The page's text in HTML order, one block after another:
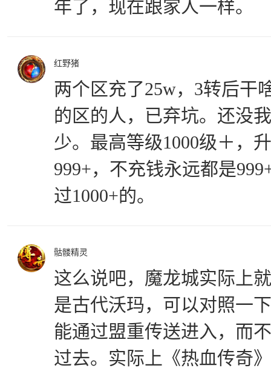
年了，现在跟家人一样。
红野猪
两个区充了25w，3转后干
的区的人，已弃坑。还没
少。最高等级1000级＋，
999+，不充钱永远都是
过1000+的。
骷髅精灵
这么说吧，魔龙城实际上
是古代沃玛，可以对照一
能通过盟重传送进入，而
过去。实际上《热血传奇